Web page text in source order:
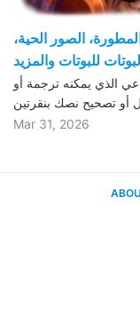
الصور الحية،
للبوتات والمزيد
الذي يمكنه ترجمة أو
Mar 31, 2026